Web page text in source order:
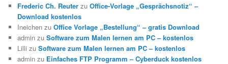
Frederic Ch. Reuter zuOffice-Vorlage „Gesprächsnotiz“ –
Download kostenlos
Ineichen zuOffice Vorlage „Bestellung“ – gratis Download
admin zuSoftware zum Malen lernen am PC – kostenlos
Lilli zuSoftware zum Malen lernen am PC – kostenlos
admin zu Einfaches FTP Programm – Cyberduck kostenlos